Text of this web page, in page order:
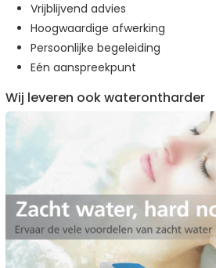
Vrijblijvend advies
Hoogwaardige afwerking
Persoonlijke begeleiding
Eén aanspreekpunt
Wij leveren ook waterontharder